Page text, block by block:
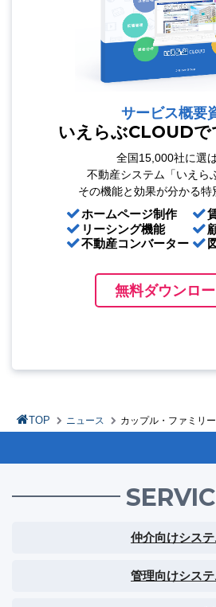
サービス概要
いえらぶCLOUDで
全国15,000社に選
不動産システム「いえら
その機能と効果が分かる特
ホームページ制作
リーシング機能
不動産コンバーター
無料ダウンロ
TOP ニュース カップル・ファミリ
仲介向けシス
管理向けシス